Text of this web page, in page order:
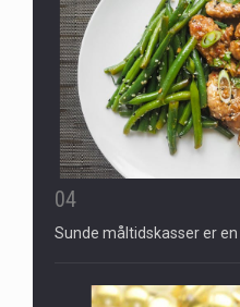
04
Sunde måltidskasser er